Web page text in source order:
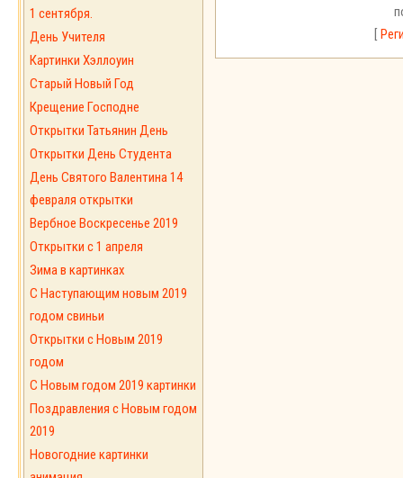
1 сентября.
День Учителя
Картинки Хэллоуин
Старый Новый Год
Крещение Господне
Открытки Татьянин День
Открытки День Студента
День Святого Валентина 14
февраля открытки
Вербное Воскресенье 2019
Открытки с 1 апреля
Зима в картинках
С Наступающим новым 2019
годом свиньи
Открытки с Новым 2019
годом
C Новым годом 2019 картинки
Поздравления с Новым годом
2019
Новогодние картинки